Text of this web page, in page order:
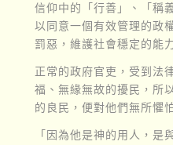
信仰中的「行善」、「稱
以同意一個有效管理的政
罰惡，維護社會穩定的能
正常的政府官吏，受到法
福、無緣無故的擾民，所
的良民，便對他們無所懼
「因為他是神的用人，是